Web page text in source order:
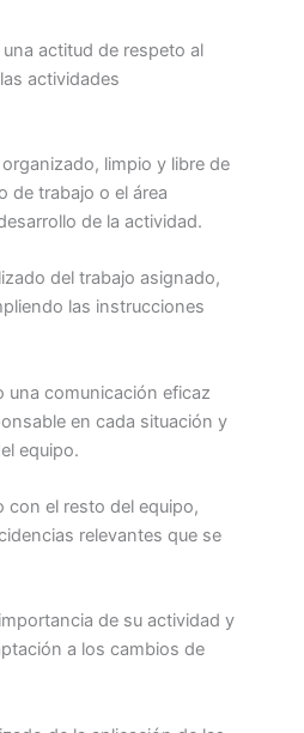
actitud de respeto al
actividades
limpio y libre de
de trabajo o el área
de la actividad.
del trabajo asignado,
las instrucciones
una comunicación eficaz
en cada situación y
equipo.
con el resto del equipo,
relevantes que se
de su actividad y
a los cambios de